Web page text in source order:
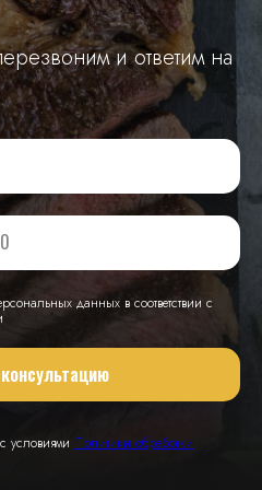
и ответим на
данных в соответствии с
условиями Политики обработки